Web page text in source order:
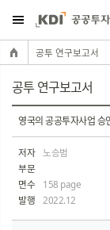
공투 연구보고서
공투 연구보고서
영국의 공공투자사업 승
저자
노승범
부문
면수
158 page
발행
2022.12